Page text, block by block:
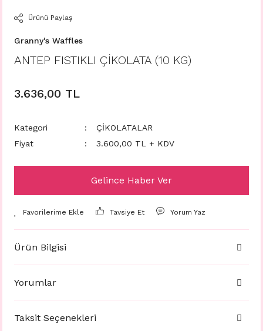
Ürünü Paylaş
Granny's Waffles
ANTEP FISTIKLI ÇİKOLATA (10 KG)
3.636,00 TL
Kategori
ÇİKOLATALAR
Fiyat
3.600,00 TL + KDV
Gelince Haber Ver
Tavsiye Et Yorum Yaz
Ürün Bilgisi
Yorumlar
Taksit Seçenekleri